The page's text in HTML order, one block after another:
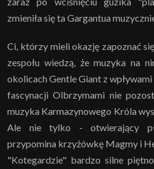
zmieniła się ta Gargantua
Ci, którzy mieli okazję zapoznać
zespołu wiedzą, że muzyka na
okolicach Gentle Giant z
fascynacji Olbrzymami nie
muzyka Karmazynowego Króla
Ale nie tylko - otwierający
przypomina krzyżówkę Magmy i
"Kotegardzie" bardzo silne